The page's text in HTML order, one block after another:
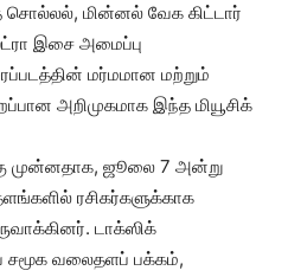
மின்னல் வேக கிட்டார்
இசை அமைப்பு
மர்மமான மற்றும்
அறிமுகமாக இந்த மியூசிக்
முன்னதாக, ஜூலை 7 அன்று
ரசிகர்களுக்காக
டாக்ஸிக்
சமூக வலைதளப் பக்கம்,